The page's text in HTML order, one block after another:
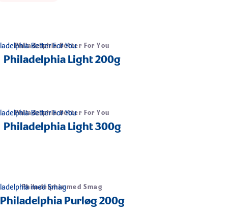
Philadelphia Better For You
Philadelphia Light 200g
Philadelphia Better For You
Philadelphia Light 300g
Philadelphia med Smag
Philadelphia Purløg 200g